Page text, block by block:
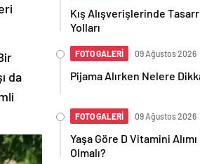
da
Kış Alışverişlerinde
Yolları
FOTO GALERİ 09 Ağustos 2026
Pijama Alırken Nelere
FOTO GALERİ 09 Ağustos 2026
Yaşa Göre D Vitamini Alımı
Olmalı?